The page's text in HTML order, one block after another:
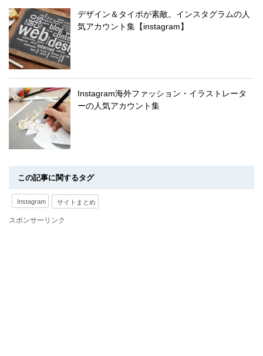
デザイン＆タイポが素敵。インスタグラムの人
気アカウント集【instagram】
Instagram海外ファッション・イラストレータ
ーの人気アカウント集
この記事に関するタグ
Instagram サイトまとめ
スポンサーリンク